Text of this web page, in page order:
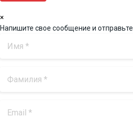
×
Напишите свое сообщение и отправьте